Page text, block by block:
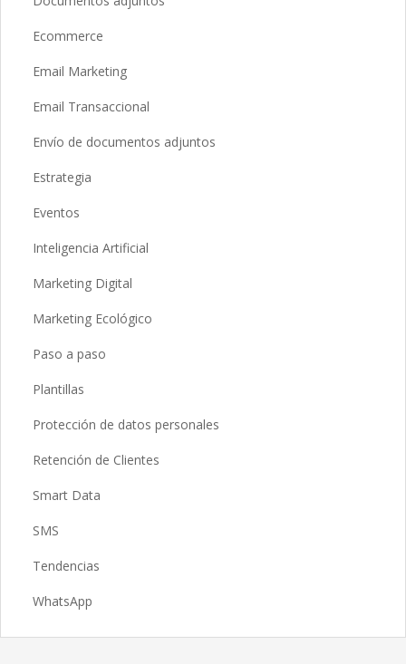
Ecommerce
Email Marketing
Email Transaccional
Envío de documentos adjuntos
Estrategia
Eventos
Inteligencia Artificial
Marketing Digital
Marketing Ecológico
Paso a paso
Plantillas
Protección de datos personales
Retención de Clientes
Smart Data
SMS
Tendencias
WhatsApp